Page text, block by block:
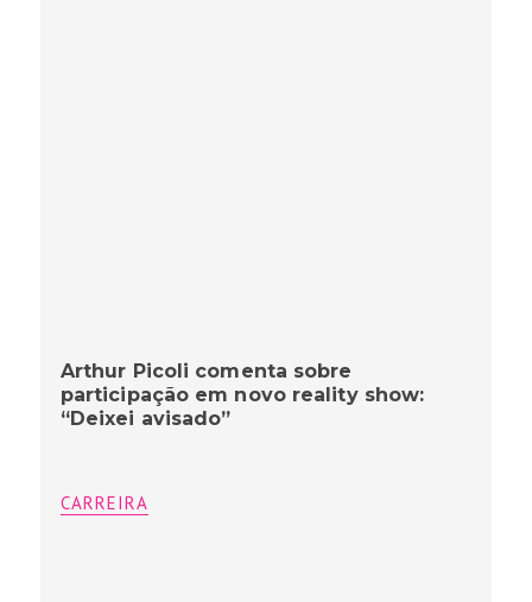
Arthur Picoli comenta sobre
participação em novo reality show:
“Deixei avisado”
CARREIRA